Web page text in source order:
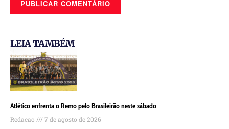
LEIA TAMBÉM
Atlético enfrenta o Remo pelo Brasileirão neste sábado
Redacao 7 de agosto de 2026